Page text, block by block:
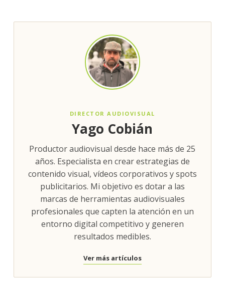
DIRECTOR AUDIOVISUAL
Yago Cobián
Productor audiovisual desde hace más de 25
años. Especialista en crear estrategias de
contenido visual, vídeos corporativos y spots
publicitarios. Mi objetivo es dotar a las
marcas de herramientas audiovisuales
profesionales que capten la atención en un
entorno digital competitivo y generen
resultados medibles.
Ver más artículos